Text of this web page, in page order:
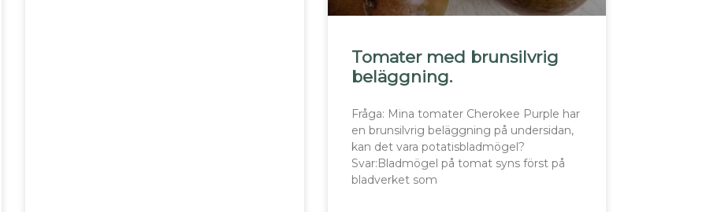
Tomater med brunsilvrig
beläggning.
Fråga: Mina tomater Cherokee Purple har
en brunsilvrig beläggning på undersidan,
kan det vara potatisbladmögel?
Svar:Bladmögel på tomat syns först på
bladverket som